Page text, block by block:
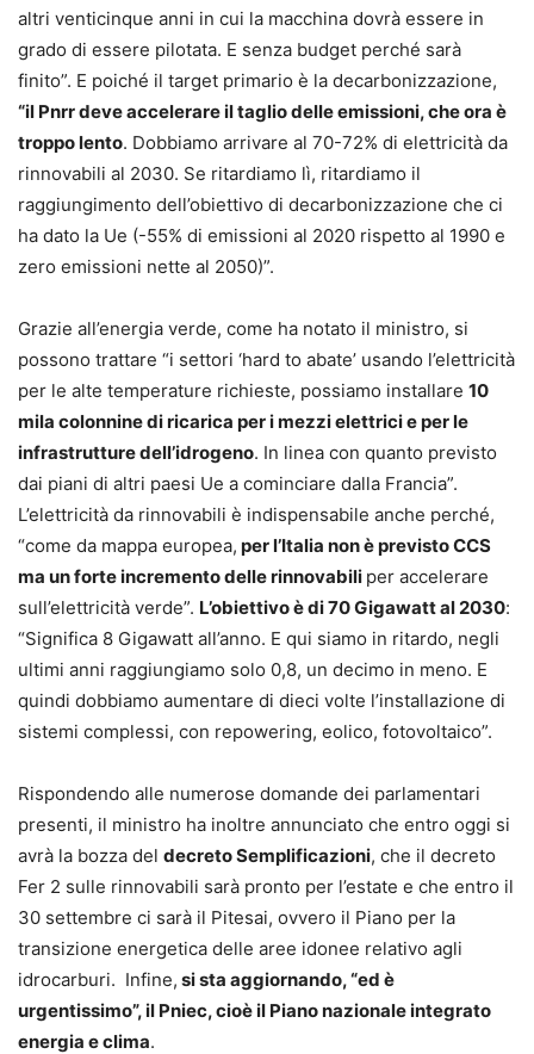
altri venticinque anni in cui la macchina dovrà essere in
grado di essere pilotata. E senza budget perché sarà
finito”. E poiché il target primario è la decarbonizzazione,
“il Pnrr deve accelerare il taglio delle emissioni, che ora è
troppo lento. Dobbiamo arrivare al 70-72% di elettricità da
rinnovabili al 2030. Se ritardiamo lì, ritardiamo il
raggiungimento dell’obiettivo di decarbonizzazione che ci
ha dato la Ue (-55% di emissioni al 2020 rispetto al 1990 e
zero emissioni nette al 2050)”.
Grazie all’energia verde, come ha notato il ministro, si
possono trattare “i settori ‘hard to abate’ usando l’elettricità
per le alte temperature richieste, possiamo installare 10
mila colonnine di ricarica per i mezzi elettrici e per le
infrastrutture dell’idrogeno. In linea con quanto previsto
dai piani di altri paesi Ue a cominciare dalla Francia”.
L’elettricità da rinnovabili è indispensabile anche perché,
“come da mappa europea, per l’Italia non è previsto CCS
ma un forte incremento delle rinnovabili per accelerare
sull’elettricità verde”. L’obiettivo è di 70 Gigawatt al 2030:
“Significa 8 Gigawatt all’anno. E qui siamo in ritardo, negli
ultimi anni raggiungiamo solo 0,8, un decimo in meno. E
quindi dobbiamo aumentare di dieci volte l’installazione di
sistemi complessi, con repowering, eolico, fotovoltaico”.
Rispondendo alle numerose domande dei parlamentari
presenti, il ministro ha inoltre annunciato che entro oggi si
avrà la bozza del decreto Semplificazioni, che il decreto
Fer 2 sulle rinnovabili sarà pronto per l’estate e che entro il
30 settembre ci sarà il Pitesai, ovvero il Piano per la
transizione energetica delle aree idonee relativo agli
idrocarburi. Infine, si sta aggiornando, “ed è
urgentissimo”, il Pniec, cioè il Piano nazionale integrato
energia e clima.